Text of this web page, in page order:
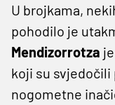
U brojkama,
pohodilo je
Mendizorrotza
koji su
nogometne